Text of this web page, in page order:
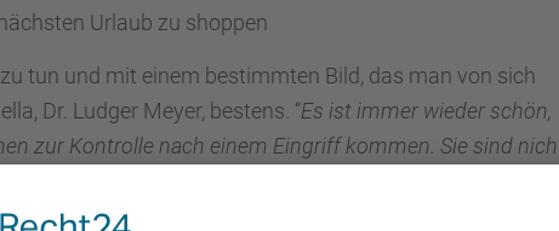
Urlaub zu shoppen
tun und mit einem bestimm­ten Bild, das man von sich
Dr. Ludger Meyer, bestens. “Es ist immer wieder schön,
zur Kontrolle nach einem Eingriff kommen. Sie sind
Ausstrah­lung.”
und der Unter­sprit­zun­gen, vor allem die Body-